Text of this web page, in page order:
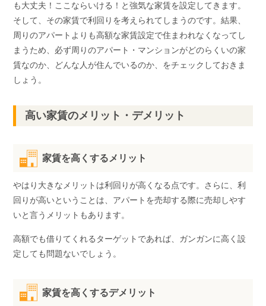
も大丈夫！ここならいける！と強気な家賃を設定してきます。
そして、その家賃で利回りを考えられてしまうのです。結果、
周りのアパートよりも高額な家賃設定で住まわれなくなってし
まうため、必ず周りのアパート・マンションがどのらくいの家
賃なのか、どんな人が住んでいるのか、をチェックしておきま
しょう。
高い家賃のメリット・デメリット
家賃を高くするメリット
やはり大きなメリットは利回りが高くなる点です。さらに、利
回りが高いということは、アパートを売却する際に売却しやす
いと言うメリットもあります。
高額でも借りてくれるターゲットであれば、ガンガンに高く設
定しても問題ないでしょう。
家賃を高くするデメリット